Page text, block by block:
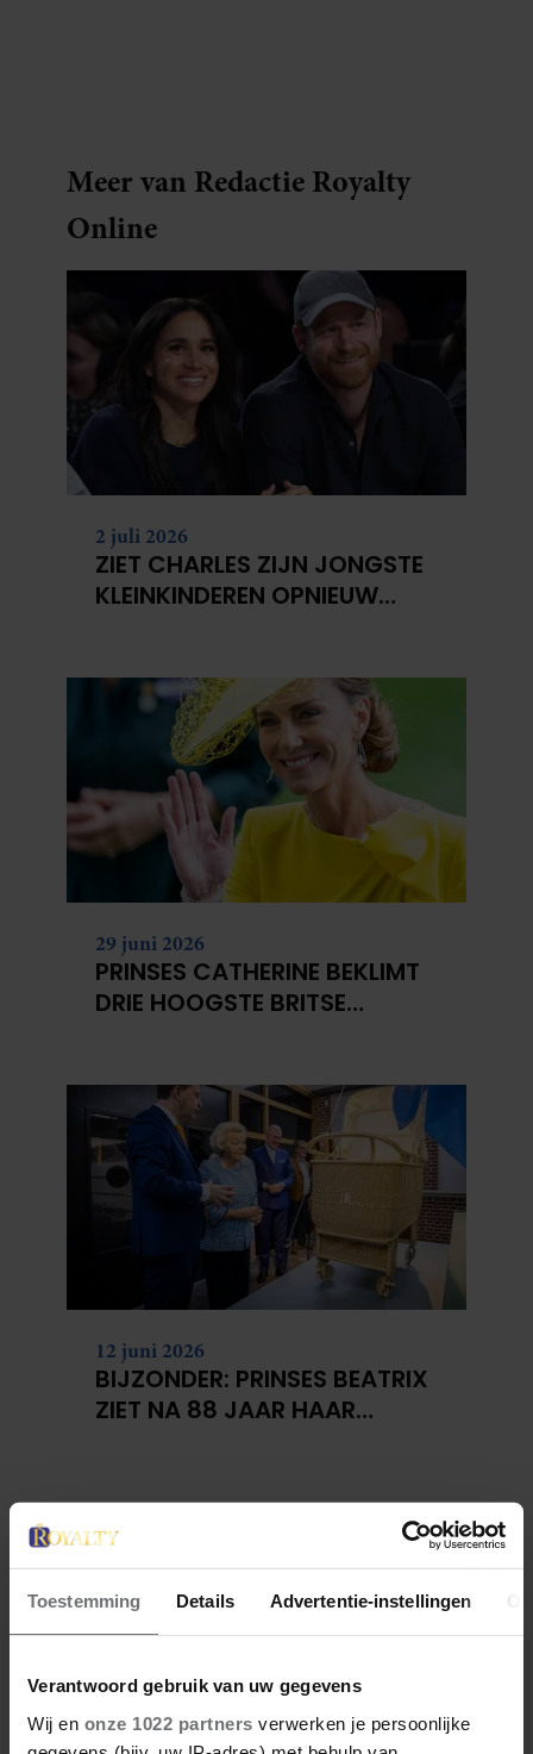
Toestemming Details Advertentie-instellingen
Verantwoord gebruik van uw gegevens
Wij en onze 1022 partners verwerken je persoonlijke
Meer van Redactie Royalty
Online
2 juli 2026
ZIET CHARLES ZIJN JONGSTE
KLEINKINDEREN OPNIEUW
29 juni 2026
PRINSES CATHERINE BEKLIMT
DRIE HOOGSTE BRITSE
12 juni 2026
BIJZONDER: PRINSES BEATRIX
ZIET NA 88 JAAR HAAR